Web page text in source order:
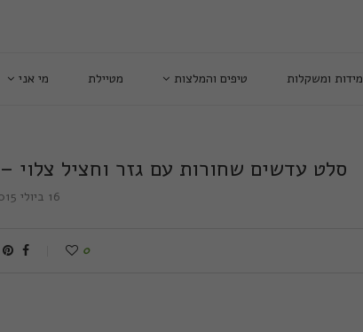
מידות ומשקלות טיפים והמלצות מטיילת מי אני
סלט עדשים שחורות עם גזר וחציל צלוי
16 ביולי 2015
0